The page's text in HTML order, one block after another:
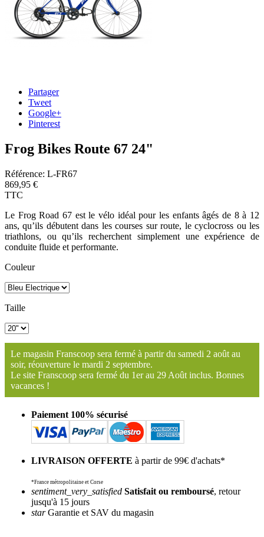
Partager
Tweet
Google+
Pinterest
Frog Bikes Route 67 24"
Référence: L-FR67
869,95 €
TTC
Le Frog Road 67 est le vélo idéal pour les enfants âgés de 8 à 12
ans, qu’ils débutent dans les courses sur route, le cyclocross ou les
triathlons, ou qu’ils recherchent simplement une expérience de
conduite fluide et performante.
Couleur
Taille
Le magasin Franscoop sera fermé à partir du samedi 2 août au
soir, réouverture le mardi 2 septembre.
Le site Franscoop sera fermé du 1er au 29 Août inclus. Bonnes
vacances !
Paiement 100% sécurisé
LIVRAISON OFFERTE à partir de 99€ d'achats*
*France métropolitaine et Corse
sentiment_very_satisfied Satisfait ou remboursé, retour
jusqu'à 15 jours
starGarantie et SAV du magasin